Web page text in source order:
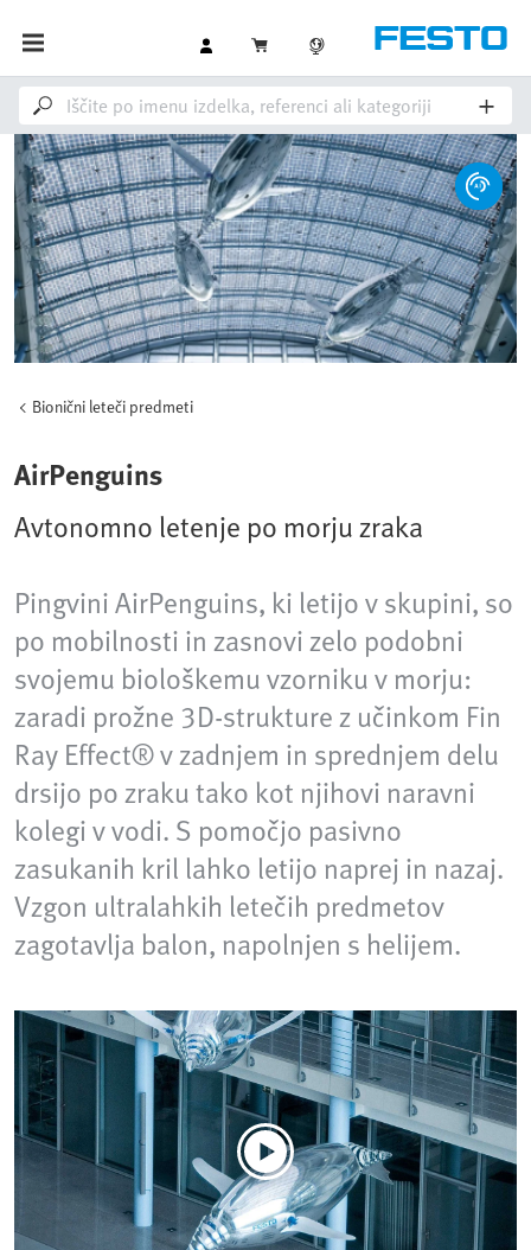
Bionični leteči predmeti
AirPenguins
Avtonomno letenje po morju zraka
Pingvini AirPenguins, ki letijo v skupini, so
po mobilnosti in zasnovi zelo podobni
svojemu biološkemu vzorniku v morju:
zaradi prožne 3D-strukture z učinkom Fin
Ray Effect® v zadnjem in sprednjem delu
drsijo po zraku tako kot njihovi naravni
kolegi v vodi. S pomočjo pasivno
zasukanih kril lahko letijo naprej in nazaj.
Vzgon ultralahkih letečih predmetov
zagotavlja balon, napolnjen s helijem.